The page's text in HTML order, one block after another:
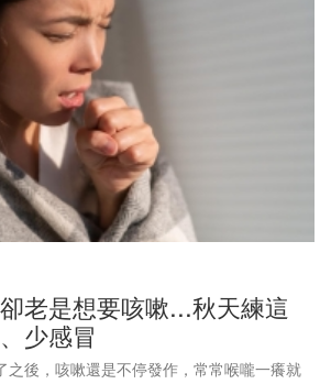
老是想要咳嗽...秋天練這
少感冒
之後，咳嗽還是不停發作，常常喉嚨一癢就